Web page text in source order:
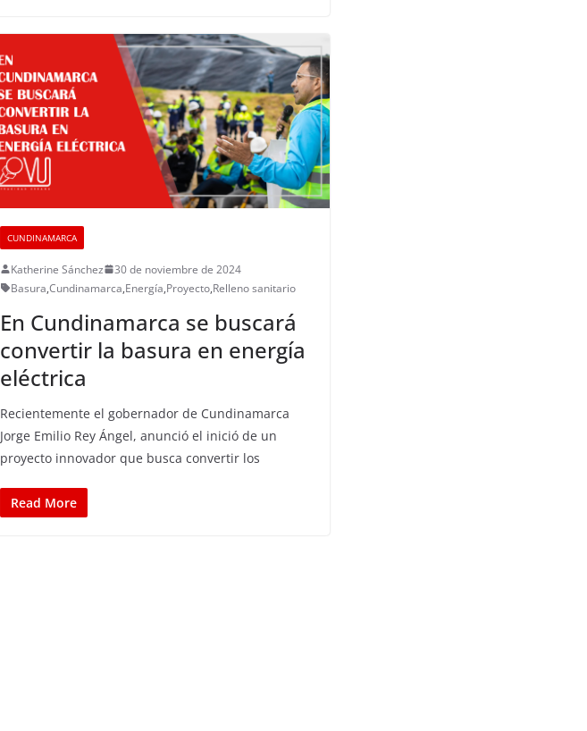
CUNDINAMARCA
Katherine Sánchez
30 de noviembre de 2024
Basura,Cundinamarca,Energía,Proyecto,Relleno sanitario
En Cundinamarca se buscará
convertir la basura en energía
eléctrica
Recientemente el gobernador de Cundinamarca
Jorge Emilio Rey Ángel, anunció el inició de un
proyecto innovador que busca convertir los
Read More